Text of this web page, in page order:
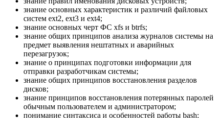
знание основных характеристик и различий файловых
систем ext2, ext3 и ext4;
знание основных черт ФС xfs и btrfs;
знание общих принципов анализа журналов системы на
предмет выявления нештатных и аварийных
перезагрузок;
знание о принципах подготовки информации для
отправки разработчикам системы;
знание общих принципов восстановления разделов
дисков;
знание принципов восстановления потерянных паролей
обычным пользователем и администратором;
понимание синтаксиса и особенностей работы bash;